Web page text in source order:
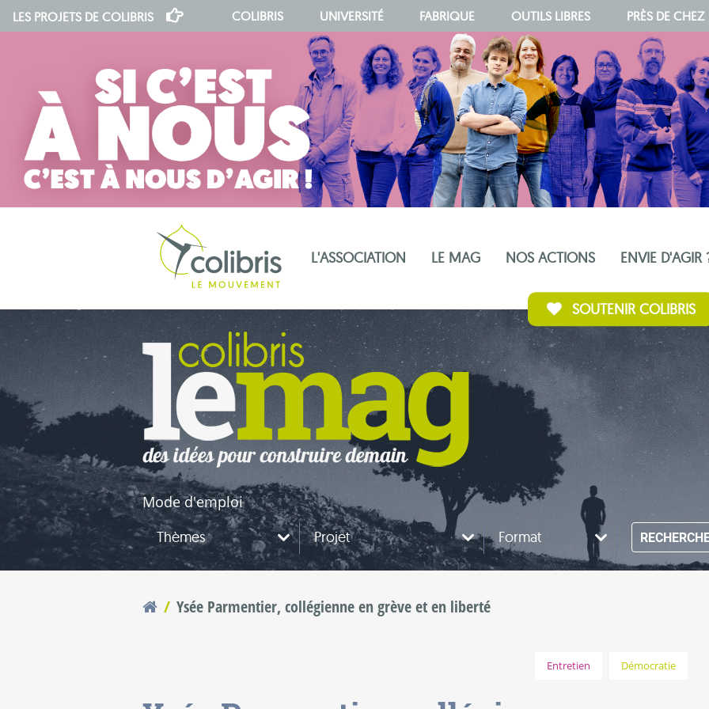
LES PROJETS DE COLIBRIS COLIBRIS UNIVERSITÉ FABRIQUE OUTILS LIBRES PRÈS DE
L'ASSOCIATION LE MAG NOS ACTIONS ENVIE D'AGIR
indépendance
SOUTENIR COLIBRIS
Mode d'emploi
Thèmes Projet Format
Ysée Parmentier, collégienne en grève et en liberté
Entretien Démocratie